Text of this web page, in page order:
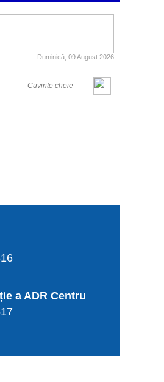
Duminică, 09 August 2026
a ADR Centru